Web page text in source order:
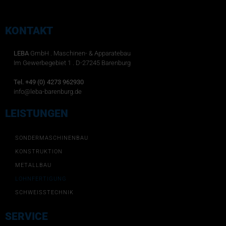
KONTAKT
LEBA GmbH . Maschinen- & Apparatebau
Im Gewerbegebiet 1 . D-27245 Barenburg
Tel. +49 (0) 4273 962930
info@leba-barenburg.de
LEISTUNGEN
SONDERMASCHINENBAU
KONSTRUKTION
METALLBAU
LOHNFERTIGUNG
SCHWEISSTECHNIK
SERVICE